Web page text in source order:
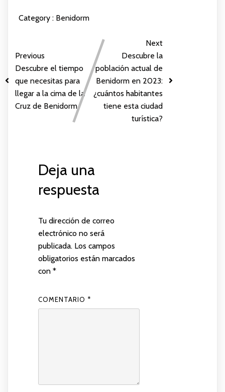
Category : Benidorm
Previous
Descubre el tiempo
que necesitas para
llegar a la cima de la
Cruz de Benidorm
Next
Descubre la
población actual de
Benidorm en 2023:
¿cuántos habitantes
tiene esta ciudad
turística?
Deja una
respuesta
Tu dirección de correo
electrónico no será
publicada. Los campos
obligatorios están marcados
con *
COMENTARIO *